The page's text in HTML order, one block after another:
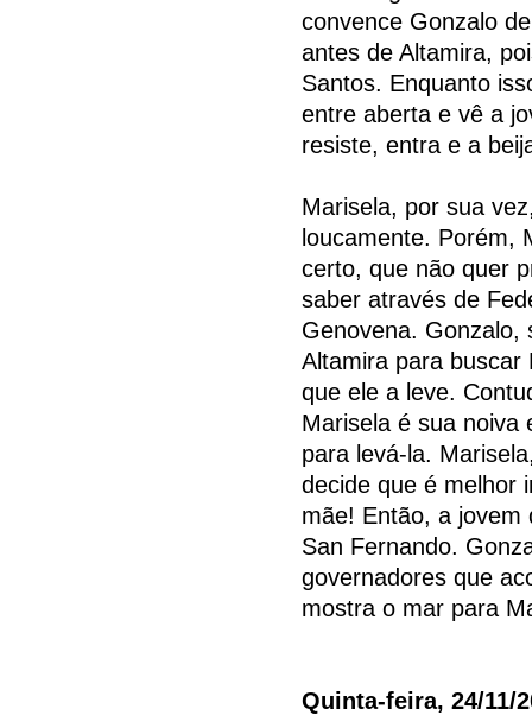
convence Gonzalo
antes de Altamira,
Santos. Enquanto
entre aberta e vê a
resiste, entra e a
Marisela, por sua
loucamente. Porém,
certo, que não quer
saber através de
Genovena. Gonzalo,
Altamira para buscar
que ele a leve.
Marisela é sua noiva
para levá-la.
decide que é melhor
mãe! Então, a jovem
San Fernando.
governadores que
mostra o mar para
Quinta-feira, 24/11/